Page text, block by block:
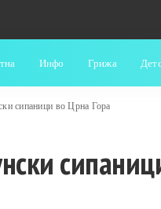
Инфо Грижа
сипаници во Црна Гора